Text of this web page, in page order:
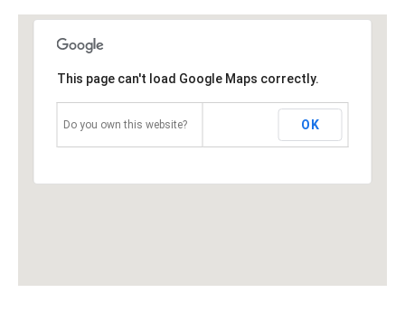
This page can't load Google Maps correctly.
Do you own this website? OK